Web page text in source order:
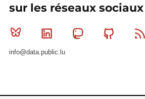
sur les réseaux sociaux
Bluesky Linkedin MastodonGithub
info@data.public.lu